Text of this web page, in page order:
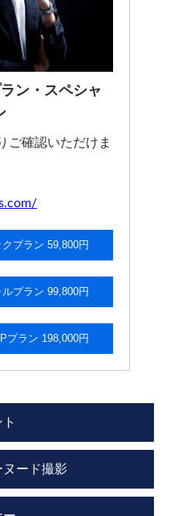
ン・スペシャ
ご確認いただけま
プラン 59,800円
プラン 99,800円
プラン 198,000円
ヌード撮影